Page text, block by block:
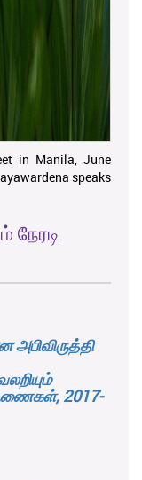
in Manila, June
speaks
2017-